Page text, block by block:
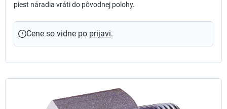
piest náradia vráti do pôvodnej polohy.
Cene so vidne po prijavi.